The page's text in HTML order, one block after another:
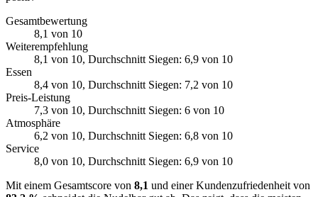
Gesamtbewertung
8,1 von 10
Weiterempfehlung
8,1 von 10, Durchschnitt Siegen: 6,9 von 10
Essen
8,4 von 10, Durchschnitt Siegen: 7,2 von 10
Preis-Leistung
7,3 von 10, Durchschnitt Siegen: 6 von 10
Atmosphäre
6,2 von 10, Durchschnitt Siegen: 6,8 von 10
Service
8,0 von 10, Durchschnitt Siegen: 6,9 von 10
Mit einem Gesamtscore von 8,1 und einer Kundenzufriedenheit von